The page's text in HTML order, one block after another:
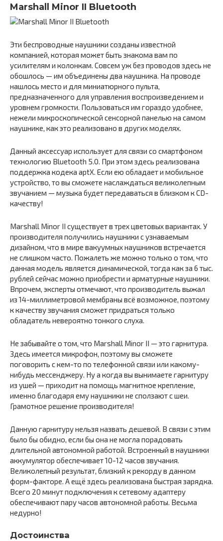
Marshall Minor II Bluetooth
Эти беспроводные наушники созданы известной
компанией, которая может быть знакома вам по
усилителям и колонкам. Совсем уж без проводов здесь не
обошлось — им объединены два наушника. На проводе
нашлось место и для миниатюрного пульта,
предназначенного для управления воспроизведением и
уровнем громкости. Пользоваться им гораздо удобнее,
нежели микроскопической сенсорной панелью на самом
наушнике, как это реализовано в других моделях.
Данный аксессуар использует для связи со смартфоном
технологию Bluetooth 5.0. При этом здесь реализована
поддержка кодека aptX. Если ею обладает и мобильное
устройство, то вы сможете наслаждаться великолепным
звучанием — музыка будет передаваться в близком к CD-
качеству!
Marshall Minor II существует в трех цветовых вариантах. У
производителя получились наушники с узнаваемым
дизайном, что в мире вакуумных наушников встречается
не слишком часто. Пожалеть же можно только о том, что
данная модель является динамической, тогда как за 6 тыс.
рублей сейчас можно приобрести и арматурные наушники.
Впрочем, эксперты отмечают, что производитель выжал
из 14-миллиметровой мембраны всё возможное, поэтому
к качеству звучания сможет придраться только
обладатель невероятно тонкого слуха.
Не забывайте о том, что Marshall Minor II — это гарнитура.
Здесь имеется микрофон, поэтому вы сможете
поговорить с кем-то по телефонной связи или какому-
нибудь мессенджеру. Ну а когда вы вынимаете гарнитуру
из ушей — приходит на помощь магнитное крепление,
именно благодаря ему наушники не сползают с шеи.
Грамотное решение производителя!
Данную гарнитуру нельзя назвать дешевой. В связи с этим
было бы обидно, если бы она не могла порадовать
длительной автономной работой. Встроенный в наушники
аккумулятор обеспечивает 10-12 часов звучания.
Великолепный результат, близкий к рекорду в данном
форм-факторе. А ещё здесь реализована быстрая зарядка.
Всего 20 минут подключения к сетевому адаптеру
обеспечивают пару часов автономной работы. Весьма
недурно!
Достоинства